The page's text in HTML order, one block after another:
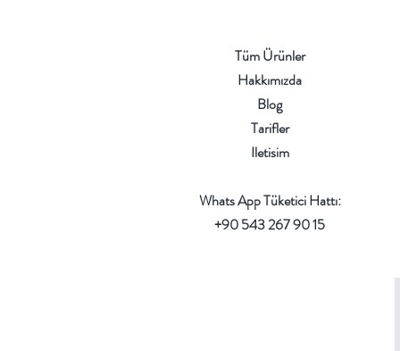
Tüm Ürünler
Hakkımızda
Blog
Tarifler
Iletisim
Whats App Tüketici Hattı:
+90 543 267 90 15